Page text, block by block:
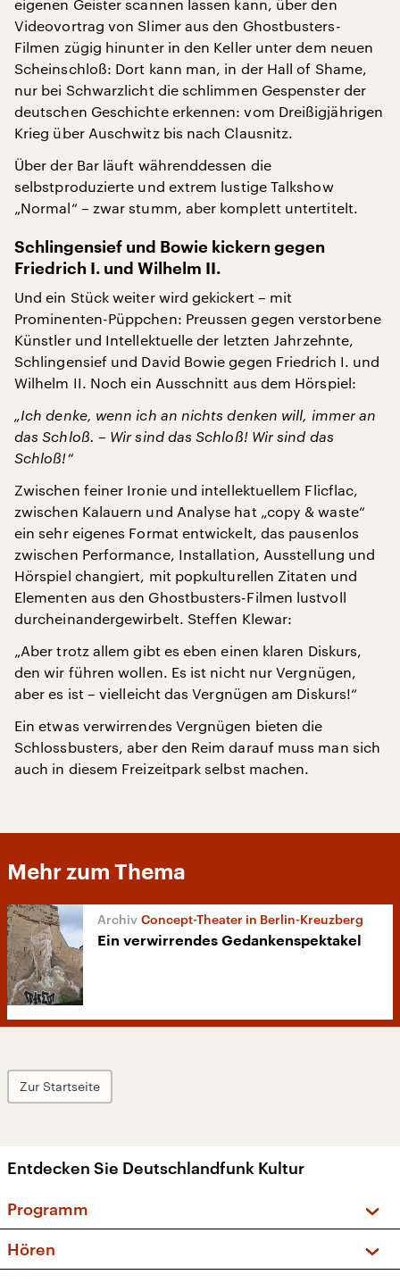
eigenen Geister scannen lassen kann, über den
Videovortrag von Slimer aus den Ghostbusters-
Filmen zügig hinunter in den Keller unter dem neuen
Scheinschloß: Dort kann man, in der Hall of Shame,
nur bei Schwarzlicht die schlimmen Gespenster der
deutschen Geschichte erkennen: vom Dreißigjährigen
Krieg über Auschwitz bis nach Clausnitz.
Über der Bar läuft währenddessen die
selbstproduzierte und extrem lustige Talkshow
„Normal“ – zwar stumm, aber komplett untertitelt.
Schlingensief und Bowie kickern gegen
Friedrich I. und Wilhelm II.
Und ein Stück weiter wird gekickert – mit
Prominenten-Püppchen: Preussen gegen verstorbene
Künstler und Intellektuelle der letzten Jahrzehnte,
Schlingensief und David Bowie gegen Friedrich I. und
Wilhelm II. Noch ein Ausschnitt aus dem Hörspiel:
„Ich denke, wenn ich an nichts denken will, immer an
das Schloß. – Wir sind das Schloß! Wir sind das
Schloß!“
Zwischen feiner Ironie und intellektuellem Flicflac,
zwischen Kalauern und Analyse hat „copy & waste“
ein sehr eigenes Format entwickelt, das pausenlos
zwischen Performance, Installation, Ausstellung und
Hörspiel changiert, mit popkulturellen Zitaten und
Elementen aus den Ghostbusters-Filmen lustvoll
durcheinandergewirbelt. Steffen Klewar:
„Aber trotz allem gibt es eben einen klaren Diskurs,
den wir führen wollen. Es ist nicht nur Vergnügen,
aber es ist – vielleicht das Vergnügen am Diskurs!“
Ein etwas verwirrendes Vergnügen bieten die
Schlossbusters, aber den Reim darauf muss man sich
auch in diesem Freizeitpark selbst machen.
Mehr zum Thema
Concept-Theater in Berlin-Kreuzberg
Ein verwirrendes Gedankenspektakel
Zur Startseite
Entdecken Sie Deutschlandfunk Kultur
Programm
Sendungen und Podcasts
Hören